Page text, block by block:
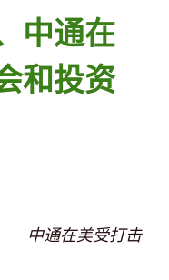
中通在
和投资
中通在美受打击